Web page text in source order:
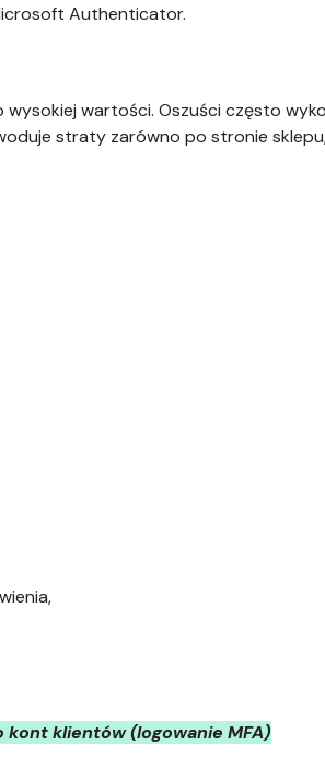
Authenticator.
wartości. Oszuści często
straty zarówno po stronie
kont klientów (logowanie MFA)